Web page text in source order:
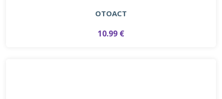
OTOACT
10.99 €